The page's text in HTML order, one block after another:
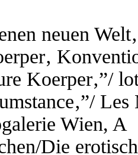
neuen
Koerper‚”/
Wien, A
Die